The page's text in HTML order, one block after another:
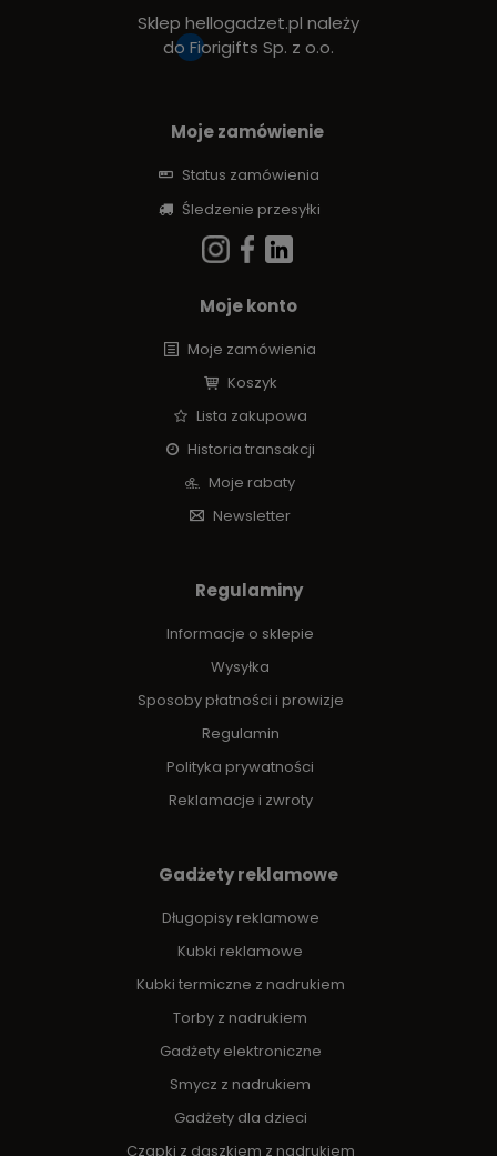
Sklep hellogadzet.pl należy
do Fiorigifts Sp. z o.o.
Moje zamówienie
Status zamówienia
Śledzenie przesyłki
Moje konto
Moje zamówienia
Koszyk
Lista zakupowa
Historia transakcji
Moje rabaty
Newsletter
Regulaminy
Informacje o sklepie
Wysyłka
Sposoby płatności i prowizje
Regulamin
Polityka prywatności
Reklamacje i zwroty
Gadżety reklamowe
Długopisy reklamowe
Kubki reklamowe
Kubki termiczne z nadrukiem
Torby z nadrukiem
Gadżety elektroniczne
Smycz z nadrukiem
Gadżety dla dzieci
Czapki z daszkiem z nadrukiem